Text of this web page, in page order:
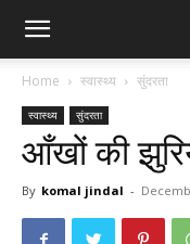
Home स्वास्थ्य सुंदरता
स्वास्थ्य सुंदरता
आँखों की
By komal jindal -